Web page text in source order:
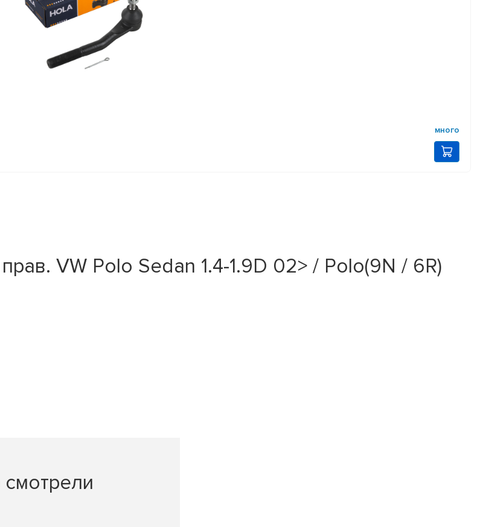
много
VW Polo Sedan 1.4-1.9D 02> / Polo(9N / 6R)